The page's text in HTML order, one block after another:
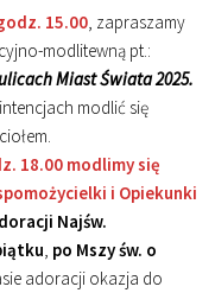
15.00, zapraszamy
modlitewną pt.:
Miast Świata 2025.
modlić się
18.00 modlimy się
i Opiekunki
Najśw.
, po Mszy św. o
adoracji okazja do